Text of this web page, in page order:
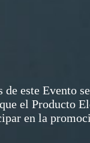
este Evento
el Producto
en la